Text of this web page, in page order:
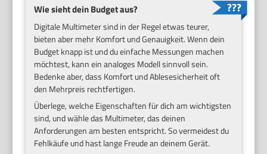
Wie sieht dein Budget aus?
Digitale Multimeter sind in der Regel etwas teurer,
bieten aber mehr Komfort und Genauigkeit. Wenn dein
Budget knapp ist und du einfache Messungen machen
möchtest, kann ein analoges Modell sinnvoll sein.
Bedenke aber, dass Komfort und Ablesesicherheit oft
den Mehrpreis rechtfertigen.
Überlege, welche Eigenschaften für dich am wichtigsten
sind, und wähle das Multimeter, das deinen
Anforderungen am besten entspricht. So vermeidest du
Fehlkäufe und hast lange Freude an deinem Gerät.